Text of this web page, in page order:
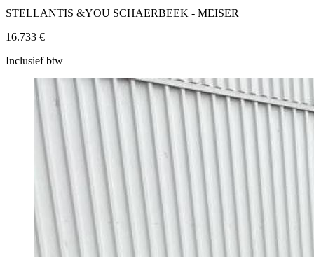
STELLANTIS &YOU SCHAERBEEK - MEISER
16.733 €
Inclusief btw